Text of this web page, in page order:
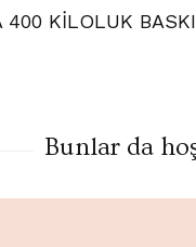
400 KİLOLUK BASKI
Bunlar da